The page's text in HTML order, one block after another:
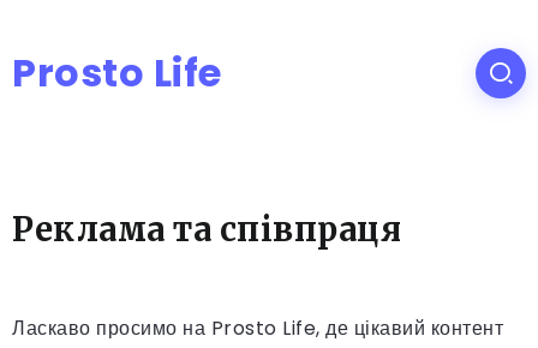
Prosto Life
Реклама та співпраця
Ласкаво просимо на Prosto Life, де цікавий контент